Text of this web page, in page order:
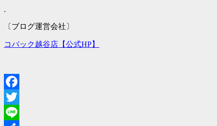
.
〔ブログ運営会社〕
コバック越谷店【公式HP】
Facebook
Twitter